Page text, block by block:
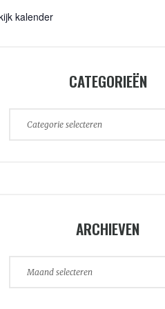
kalender
CATEGORIEËN
Categorieën
ARCHIEVEN
Archieven